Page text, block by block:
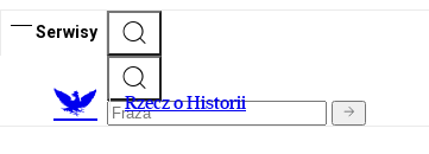
Serwisy
Rzecz o Historii